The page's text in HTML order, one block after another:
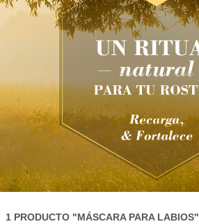
1 PRODUCTO "MÁSCARA PARA LABIOS"